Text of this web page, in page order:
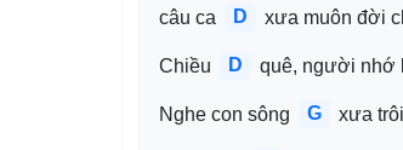
câu ca D xưa muôn đời
Chiều D quê, người nhớ
Nghe con sông G xưa